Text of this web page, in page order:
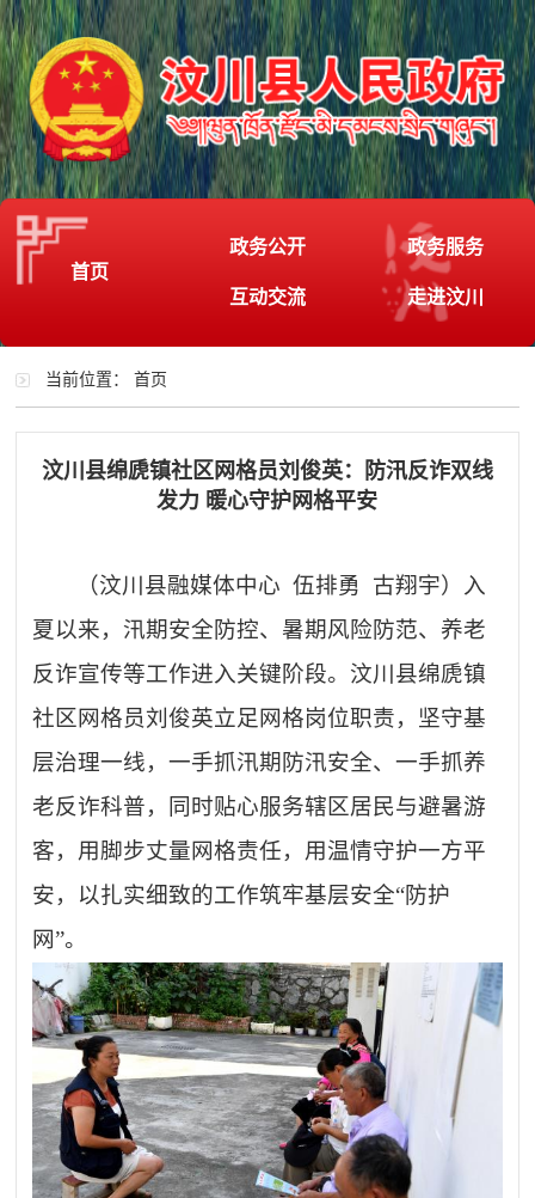
首页
政务公开 政务服务
互动交流 走进汶川
当前位置：首页
汶川县绵虒镇社区网格员刘俊英：防汛反诈双线
发力 暖心守护网格平安
（汶川县融媒体中心 伍排勇
古翔宇）入
夏以来，汛期安全防控、暑期风险防范、养老
反诈宣传等工作进入关键阶段。汶川县绵虒镇
社区网格员刘俊英立足网格岗位职责，坚守基
层治理一线，一手抓汛期防汛安全、一手抓养
老反诈科普，同时贴心服务辖区居民与避暑游
客，用脚步丈量网格责任，用温情守护一方平
安，以扎实细致的工作筑牢基层安全“防护
网”。